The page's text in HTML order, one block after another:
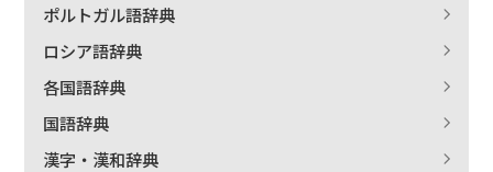
ポルトガル語辞典
ロシア語辞典
各国語辞典
国語辞典
漢字・漢和辞典